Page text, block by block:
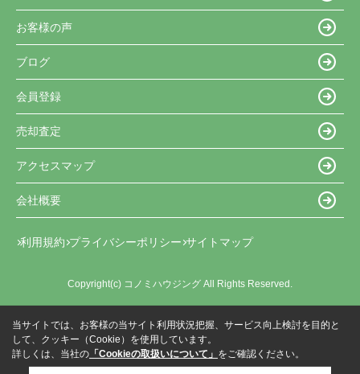
お客様の声
ブログ
会員登録
売却査定
アクセスマップ
会社概要
利用規約 プライバシーポリシー サイトマップ
Copyright(c) コノミハウジング All Rights Reserved.
当サイトでは、お客様の当サイト利用状況把握、サービス向上検討を目的と
して、クッキー（Cookie）を使用しています。
詳しくは、当社の 「Cookieの取扱いについて」 をご確認ください。